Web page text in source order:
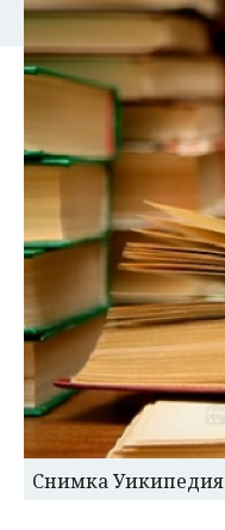
Снимка Уикипедия